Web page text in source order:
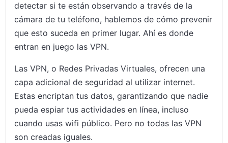
detectar si te están observando a través de la
cámara de tu teléfono, hablemos de cómo prevenir
que esto suceda en primer lugar. Ahí es donde
entran en juego las VPN.
Las VPN, o Redes Privadas Virtuales, ofrecen una
capa adicional de seguridad al utilizar internet.
Estas encriptan tus datos, garantizando que nadie
pueda espiar tus actividades en línea, incluso
cuando usas wifi público. Pero no todas las VPN
son creadas iguales.